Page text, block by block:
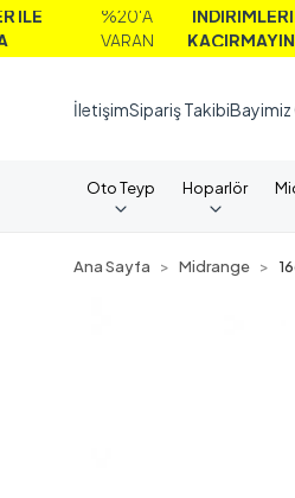
%20'A
İNDİRİMLERİ
KAÇIRMAYIN!
İletişimSipariş TakibiBayimiz
Oto Teyp Hoparlör
Ana Sayfa Midrange